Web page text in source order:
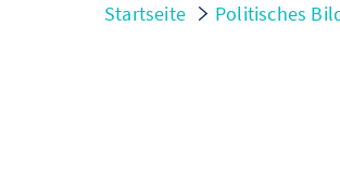
Startseite Politisches